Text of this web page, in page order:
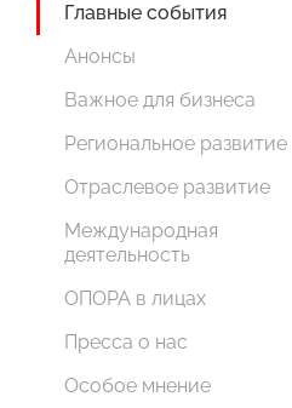
Главные события
Анонсы
Важное для бизнеса
Региональное развитие
Отраслевое развитие
Международная
деятельность
ОПОРА в лицах
Пресса о нас
Особое мнение